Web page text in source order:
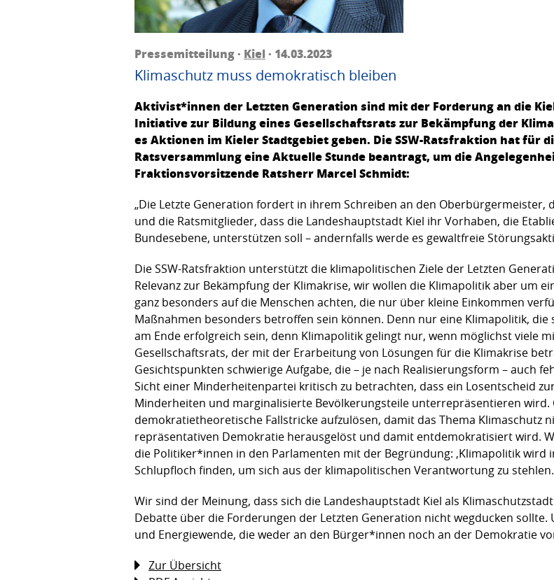
Pressemitteilung · Kiel · 14.03.2023
Klimaschutz muss demokratisch bleiben
Aktivist*innen der Letzten Generation sind mit der Forderung an die
Initiative zur Bildung eines Gesellschaftsrats zur Bekämpfung der
es Aktionen im Kieler Stadtgebiet geben. Die SSW-Ratsfraktion hat für
Ratsversammlung eine Aktuelle Stunde beantragt, um die
Fraktionsvorsitzende Ratsherr Marcel Schmidt:
„Die Letzte Generation fordert in ihrem Schreiben an den
und die Ratsmitglieder, dass die Landeshauptstadt Kiel ihr Vorhaben, die
Bundesebene, unterstützen soll – andernfalls werde es gewaltfreie
Die SSW-Ratsfraktion unterstützt die klimapolitischen Ziele der Letzten
Relevanz zur Bekämpfung der Klimakrise, wir wollen die Klimapolitik aber um
ganz besonders auf die Menschen achten, die nur über kleine Einkommen
Maßnahmen besonders betroffen sein können. Denn nur eine Klimapolitik,
am Ende erfolgreich sein, denn Klimapolitik gelingt nur, wenn möglichst viele
Gesellschaftsrats, der mit der Erarbeitung von Lösungen für die Klimakrise
Gesichtspunkten schwierige Aufgabe, die – je nach Realisierungsform – auch
Sicht einer Minderheitenpartei kritisch zu betrachten, dass ein Losentscheid
Minderheiten und marginalisierte Bevölkerungsteile unterrepräsentieren wird.
demokratietheoretische Fallstricke aufzulösen, damit das Thema
repräsentativen Demokratie herausgelöst und damit entdemokratisiert wird.
die Politiker*innen in den Parlamenten mit der Begründung: ‚Klimapolitik wird
Schlupfloch finden, um sich aus der klimapolitischen Verantwortung zu stehlen.
Wir sind der Meinung, dass sich die Landeshauptstadt Kiel als
Debatte über die Forderungen der Letzten Generation nicht wegducken sollte.
und Energiewende, die weder an den Bürger*innen noch an der Demokratie
Zur Übersicht